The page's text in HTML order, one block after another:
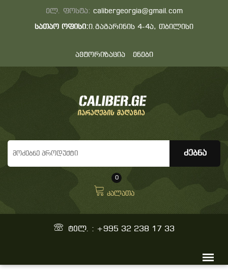
ელ. ფოსტა: calibergeorgia@gmail.com
სათაო ოფისი:ი.გაგარინის 4-4ა, თბილისი
ავტორიზაცია ენები
0
კალათა
ტელ. : +995 32 238 17 33